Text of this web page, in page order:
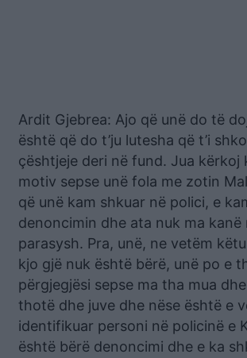
Ardit Gjebrea: Ajo që unë do të
është që do t’ju lutesha që t’i
çështjeje deri në fund. Jua kërkoj
motiv sepse unë fola me zotin
që unë kam shkuar në polici, e
denoncimin dhe ata nuk ma kanë
parasysh. Pra, unë, ne vetëm
kjo gjë nuk është bërë, unë po e
përgjegjësi sepse ma tha mua
thotë dhe juve dhe nëse është e
identifikuar personi në policinë e
është bërë denoncimi dhe e ka